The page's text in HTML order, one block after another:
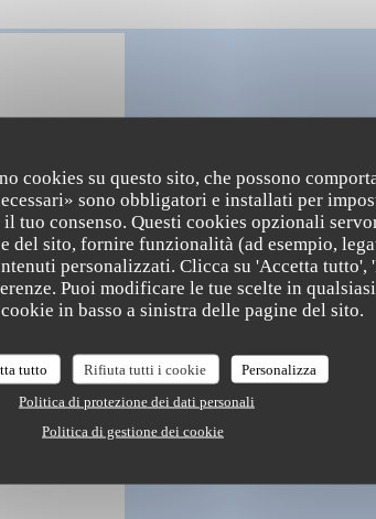
cookies su questo sito, che possono
sono obbligatori e installati per
consenso. Questi cookies opzionali
del sito, fornire funzionalità (ad esempio,
personalizzati. Clicca su 'Accetta tutto',
Puoi modificare le tue scelte in
in basso a sinistra delle pagine del sito.
tutto Rifiuta tutti i cookie
Personalizza
Politica di protezione dei dati personali
Politica di gestione dei cookie
Lunedi
Mar-Mer
Gio -Ven
Sab